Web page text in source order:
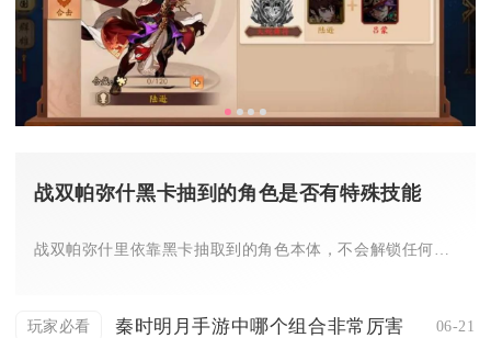
战双帕弥什黑卡抽到的角色是否有特殊技能
玩家必看 秦时明月手游中哪个组合非常厉害 06-21